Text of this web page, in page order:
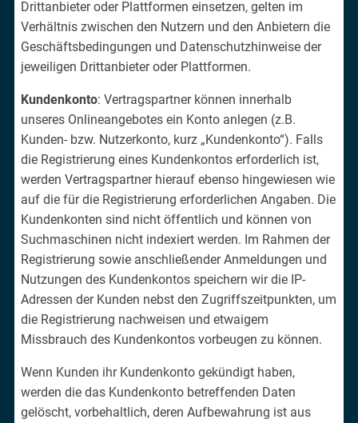
Drittanbieter oder Plattformen einsetzen, gelten im
Verhältnis zwischen den Nutzern und den Anbietern die
Geschäftsbedingungen und Datenschutzhinweise der
jeweiligen Drittanbieter oder Plattformen.
Kundenkonto: Vertragspartner können innerhalb
unseres Onlineangebotes ein Konto anlegen (z.B.
Kunden- bzw. Nutzerkonto, kurz „Kundenkonto“). Falls
die Registrierung eines Kundenkontos erforderlich ist,
werden Vertragspartner hierauf ebenso hingewiesen wie
auf die für die Registrierung erforderlichen Angaben. Die
Kundenkonten sind nicht öffentlich und können von
Suchmaschinen nicht indexiert werden. Im Rahmen der
Registrierung sowie anschließender Anmeldungen und
Nutzungen des Kundenkontos speichern wir die IP-
Adressen der Kunden nebst den Zugriffszeitpunkten, um
die Registrierung nachweisen und etwaigem
Missbrauch des Kundenkontos vorbeugen zu können.
Wenn Kunden ihr Kundenkonto gekündigt haben,
werden die das Kundenkonto betreffenden Daten
gelöscht, vorbehaltlich, deren Aufbewahrung ist aus